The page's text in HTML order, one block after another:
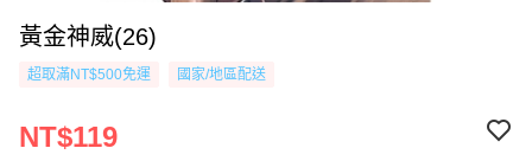
黃金神威(26)
超取滿NT$500免運 國家/地區配送
NT$119